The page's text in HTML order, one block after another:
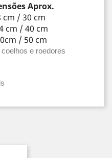
Aprox.
cm / 30 cm
cm / 40 cm
/ 50 cm
e roedores